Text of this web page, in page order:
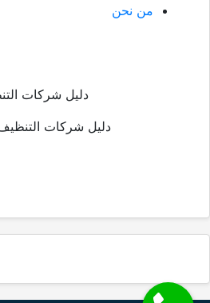
من نحن
دليل شركات
دليل شركات